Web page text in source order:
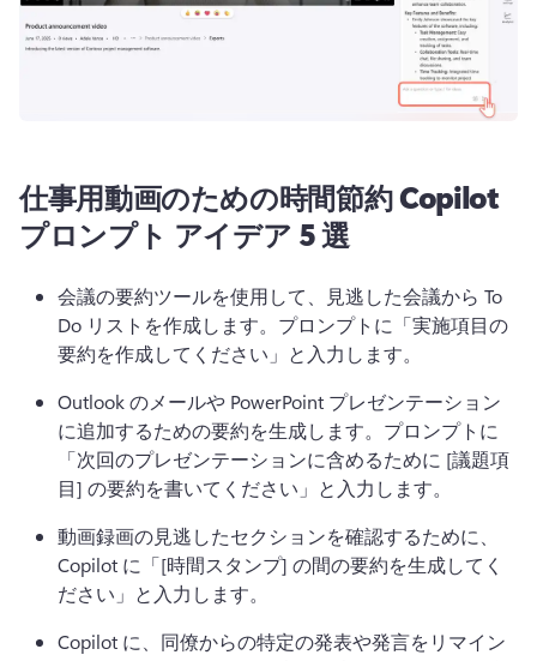
仕事用動画のための時間節約 Copilot
プロンプト アイデア 5 選
会議の要約ツールを使用して、見逃した会議から To
Do リストを作成します。プロンプトに「実施項目の
要約を作成してください」と入力します。
Outlook のメールや PowerPoint プレゼンテーション
に追加するための要約を生成します。プロンプトに
「次回のプレゼンテーションに含めるために [議題項
目] の要約を書いてください」と入力します。
動画録画の見逃したセクションを確認するために、
Copilot に「[時間スタンプ] の間の要約を生成してく
ださい」と入力します。
Copilot に、同僚からの特定の発表や発言をリマイン